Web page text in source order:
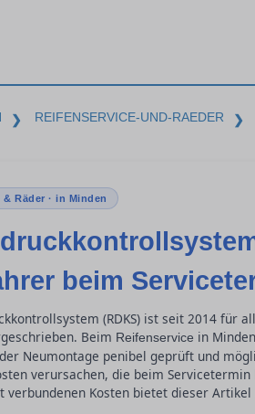
❯ REIFENSERVICE-UND-RAEDER ❯
Räder · in Minden
beim
(RDKS) ist seit 2014 für
Beim Reifenservice in
Neumontage penibel geprüft und
verursachen, die beim
verbundenen Kosten bietet dieser